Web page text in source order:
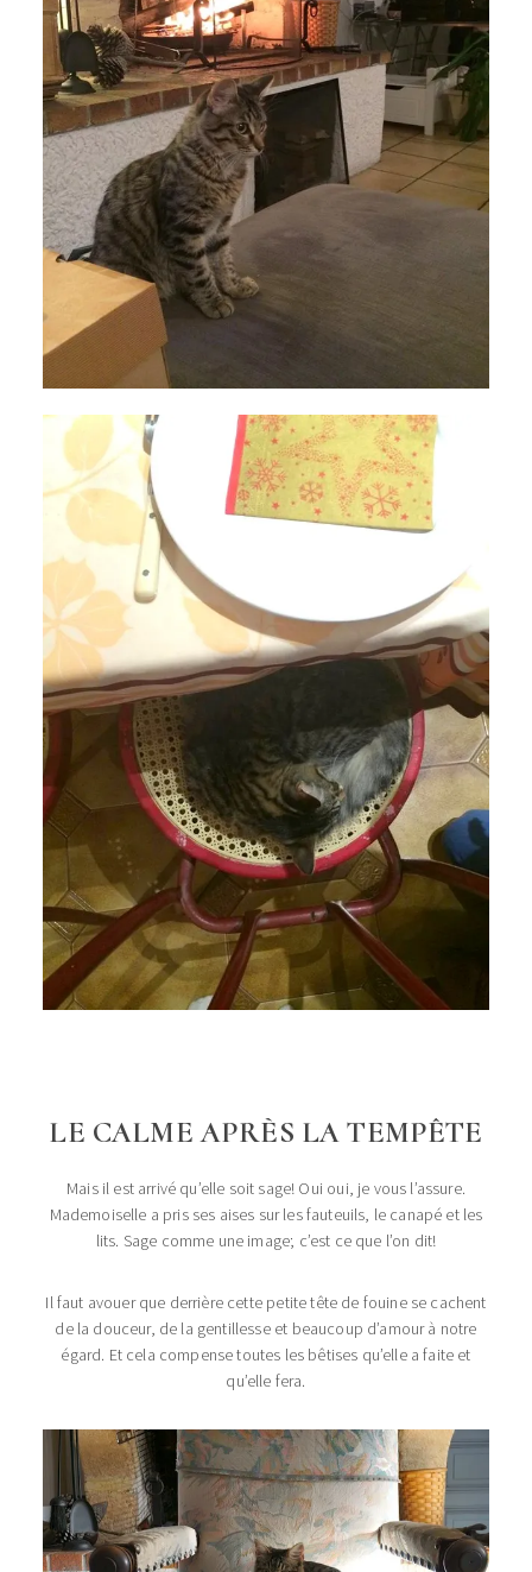
LE CALME APRÈS LA TEMPÊTE
Mais il est arrivé qu’elle soit sage! Oui oui, je vous l’assure.
Mademoiselle a pris ses aises sur les fauteuils, le canapé et les
lits. Sage comme une image; c’est ce que l’on dit!
Il faut avouer que derrière cette petite tête de fouine se cachent
de la douceur, de la gentillesse et beaucoup d’amour à notre
égard. Et cela compense toutes les bêtises qu’elle a faite et
qu’elle fera.